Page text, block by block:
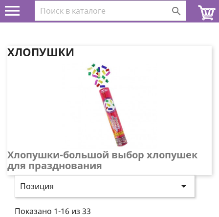
 
ХЛОПУШКИ
Хлопушки-большой выбор хлопушек
для празднования
Позиция 
Показано 1-16 из 33